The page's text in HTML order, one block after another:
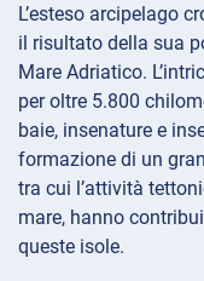
L’esteso arcipelago
il risultato della sua
Mare Adriatico.
per oltre 5.800
baie, insenature e
formazione di un
tra cui l’attività
mare, hanno
queste isole.